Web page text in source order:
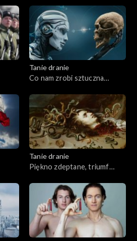
Tanie dranie
Co nam zrobi sztuczna
Tanie dranie
Piękno zdeptane, triumf